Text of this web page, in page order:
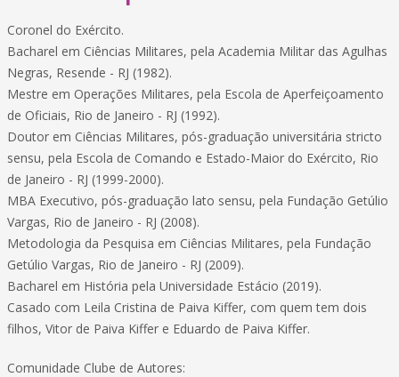
Coronel do Exército.
Bacharel em Ciências Militares, pela Academia Militar das Agulhas
Negras, Resende - RJ (1982).
Mestre em Operações Militares, pela Escola de Aperfeiçoamento
de Oficiais, Rio de Janeiro - RJ (1992).
Doutor em Ciências Militares, pós-graduação universitária stricto
sensu, pela Escola de Comando e Estado-Maior do Exército, Rio
de Janeiro - RJ (1999-2000).
MBA Executivo, pós-graduação lato sensu, pela Fundação Getúlio
Vargas, Rio de Janeiro - RJ (2008).
Metodologia da Pesquisa em Ciências Militares, pela Fundação
Getúlio Vargas, Rio de Janeiro - RJ (2009).
Bacharel em História pela Universidade Estácio (2019).
Casado com Leila Cristina de Paiva Kiffer, com quem tem dois
filhos, Vitor de Paiva Kiffer e Eduardo de Paiva Kiffer.
Comunidade Clube de Autores: